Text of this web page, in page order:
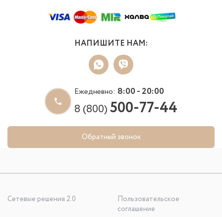
НАПИШИТЕ НАМ:
Ежедневно: 8:00 - 20:00
8 (800)500-77-44
Обратный звонок
Сетевые решения 2.0
Пользовательское
соглашение